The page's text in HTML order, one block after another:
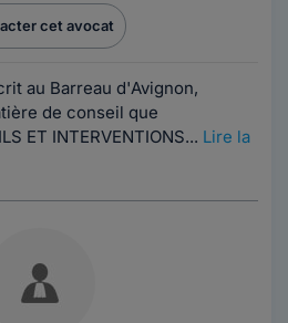
cet avocat
au Barreau d'Avignon,
de conseil que
ET INTERVENTIONS... Lire la